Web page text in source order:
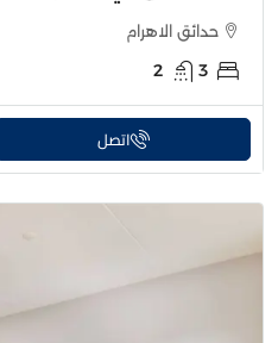
حدائق الاهرام
3
2
اتصل